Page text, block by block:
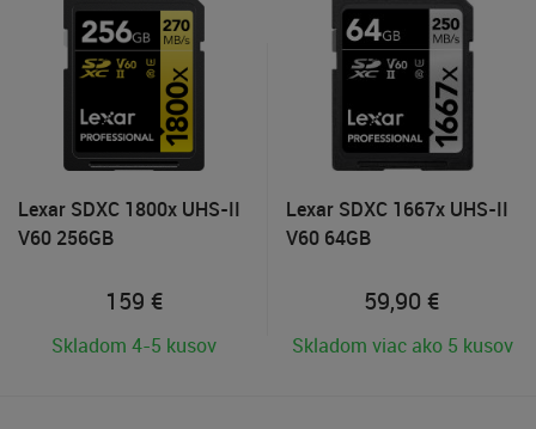
Lexar SDXC 1800x UHS-II
V60 256GB
159 €
Skladom 4-5 kusov
Lexar SDXC 1667x UHS-II
V60 64GB
59,90 €
Skladom viac ako 5 kusov